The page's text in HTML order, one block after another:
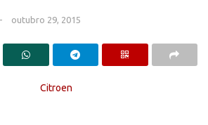
outubro 29, 2015